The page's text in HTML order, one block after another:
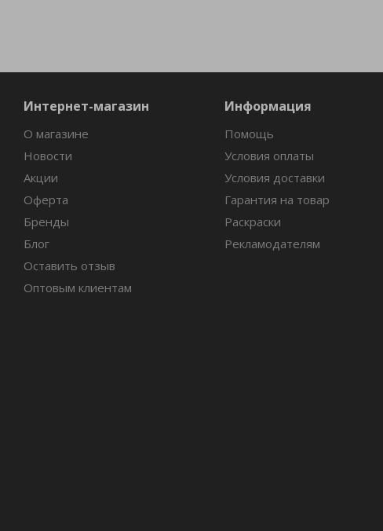
Интернет-магазин
О магазине
Новости
Акции
Оферта
Бренды
Блог
Оставить отзыв
Оптовым клиентам
Информация
Помощь
Условия оплаты
Условия доставки
Гарантия на товар
Раскраски
Рекламодателям